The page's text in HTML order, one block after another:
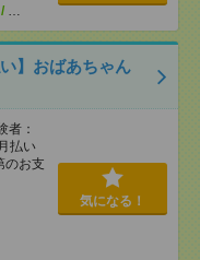
/
】おばあちゃん
者：
払い
のお支
気になる！